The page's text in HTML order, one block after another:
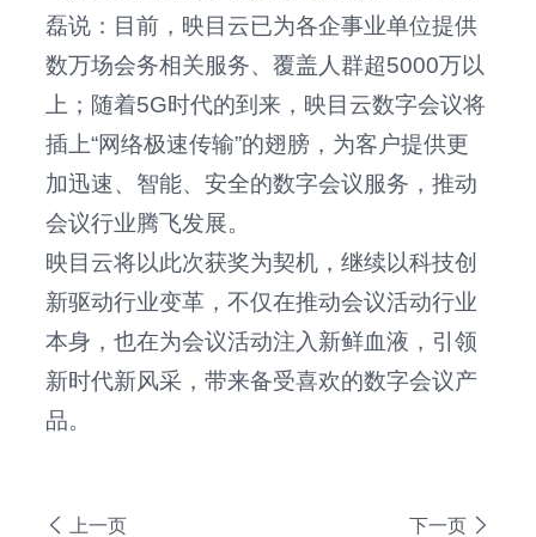
磊说：目前，映目云已为各企事业单位提供
数万场会务相关服务、覆盖人群超5000万以
上；随着5G时代的到来，映目云数字会议将
插上“网络极速传输”的翅膀，为客户提供更
加迅速、智能、安全的数字会议服务，推动
会议行业腾飞发展。
映目云将以此次获奖为契机，继续以科技创
新驱动行业变革，不仅在推动会议活动行业
本身，也在为会议活动注入新鲜血液，引领
新时代新风采，带来备受喜欢的数字会议产
品。
上一页 下一页